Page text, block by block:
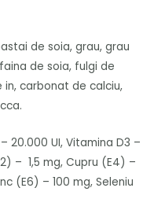
de soia, grau, grau
de soia, fulgi de
in, carbonat de calciu,
20.000 UI, Vitamina D3 –
– 1,5 mg, Cupru (E4) –
(E6) – 100 mg, Seleniu